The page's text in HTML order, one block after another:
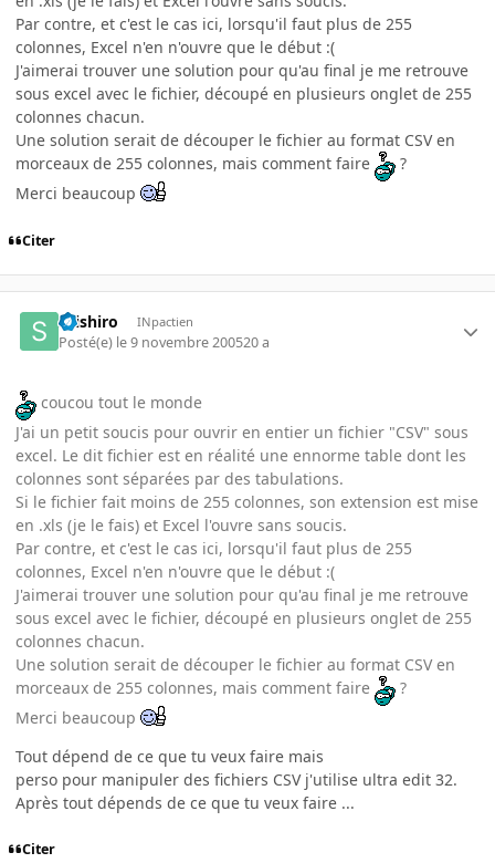
Par contre, et c'est le cas ici, lorsqu'il faut plus de 255
colonnes, Excel n'en n'ouvre que le début :(
J'aimerai trouver une solution pour qu'au final je me retrouve
sous excel avec le fichier, découpé en plusieurs onglet de 255
colonnes chacun.
Une solution serait de découper le fichier au format CSV en
morceaux de 255 colonnes, mais comment faire
?
Merci beaucoup
Citer
seishiro INpactien
Posté(e) le 9 novembre 200520 a
coucou tout le monde
J'ai un petit soucis pour ouvrir en entier un fichier "CSV" sous
excel. Le dit fichier est en réalité une ennorme table dont les
colonnes sont séparées par des tabulations.
Si le fichier fait moins de 255 colonnes, son extension est mise
en .xls (je le fais) et Excel l'ouvre sans soucis.
Par contre, et c'est le cas ici, lorsqu'il faut plus de 255
colonnes, Excel n'en n'ouvre que le début :(
J'aimerai trouver une solution pour qu'au final je me retrouve
sous excel avec le fichier, découpé en plusieurs onglet de 255
colonnes chacun.
Une solution serait de découper le fichier au format CSV en
morceaux de 255 colonnes, mais comment faire
?
Merci beaucoup
Tout dépend de ce que tu veux faire mais
perso pour manipuler des fichiers CSV j'utilise ultra edit 32.
Après tout dépends de ce que tu veux faire ...
Citer